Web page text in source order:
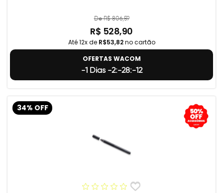
De R$ 806,59
R$ 528,90
Até 12x de R$53,82no cartão
OFERTAS WACOM
-1 Dias -2:-28:-13
34% OFF